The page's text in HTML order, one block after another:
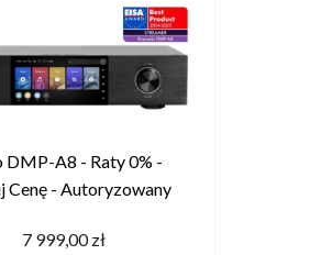
DMP-A8 - Raty 0% -
Cenę - Autoryzowany
7 999,00 zł